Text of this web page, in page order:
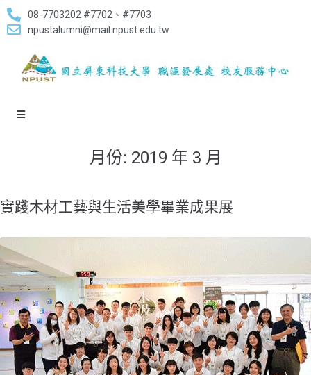
08-7703202 #7702、#7703
npustalumni@mail.npust.edu.tw
月份: 2019 年 3 月
實踐木材工藝與生活美學畢業成果展